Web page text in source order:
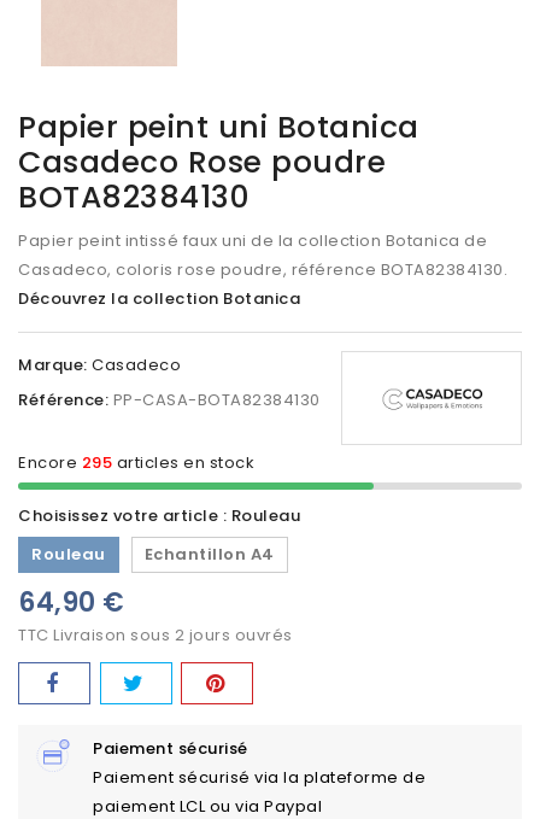
Papier peint uni Botanica
Casadeco Rose poudre
BOTA82384130
Papier peint intissé faux uni de la collection Botanica de
Casadeco, coloris rose poudre, référence BOTA82384130.
Découvrez la collection Botanica
Marque: Casadeco
Référence: PP-CASA-BOTA82384130
Encore 295 articles en stock
Choisissez votre article : Rouleau
Rouleau
Echantillon A4
64,90 €
TTC Livraison sous 2 jours ouvrés
Paiement sécurisé
Paiement sécurisé via la plateforme de
paiement LCL ou via Paypal